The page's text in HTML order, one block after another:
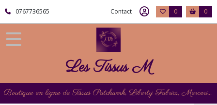
0767736565 Contact 0 0
Les Tissus M
Boutique en ligne de Tissus Patchwork, Liberty Fabrics, Mercerie et Matériel de Point de Croix